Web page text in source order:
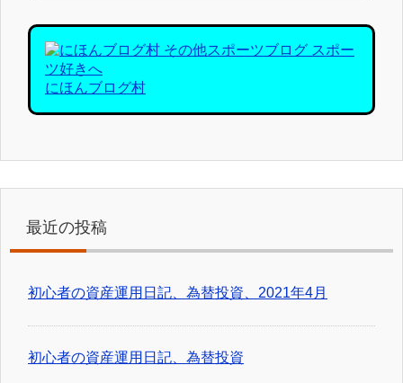
にほんブログ村
最近の投稿
初心者の資産運用日記、為替投資、2021年4月
初心者の資産運用日記、為替投資